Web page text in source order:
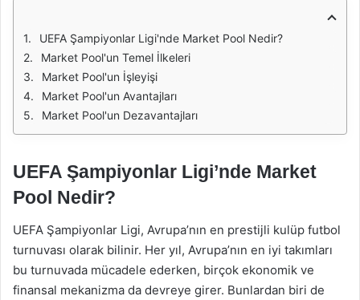
UEFA Şampiyonlar Ligi'nde Market Pool Nedir?
Market Pool'un Temel İlkeleri
Market Pool'un İşleyişi
Market Pool'un Avantajları
Market Pool'un Dezavantajları
UEFA Şampiyonlar Ligi’nde Market
Pool Nedir?
UEFA Şampiyonlar Ligi, Avrupa’nın en prestijli kulüp futbol
turnuvası olarak bilinir. Her yıl, Avrupa’nın en iyi takımları
bu turnuvada mücadele ederken, birçok ekonomik ve
finansal mekanizma da devreye girer. Bunlardan biri de